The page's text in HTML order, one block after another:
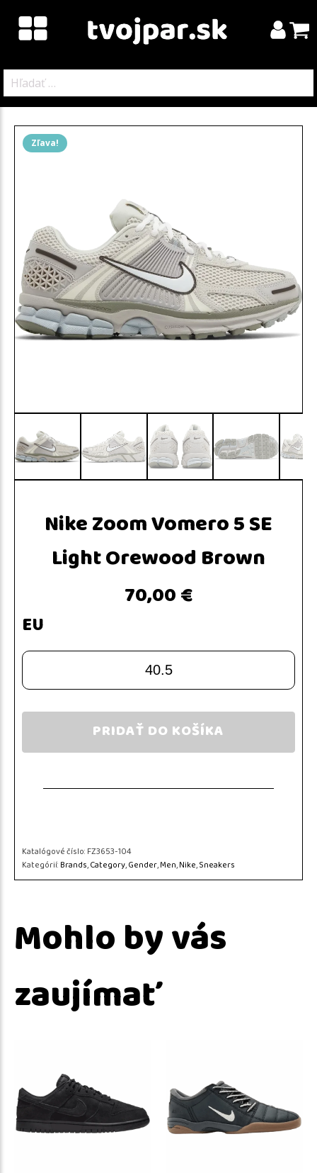
Zľava!
Nike Zoom Vomero 5 SE
Light Orewood Brown
70,00 €
EU
40.5
PRIDAŤ DO KOŠÍKA
Katalógové číslo:FZ3653-104
Kategórií:Brands,Category,Gender,Men,Nike,Sneakers
Mohlo by vás
zaujímať